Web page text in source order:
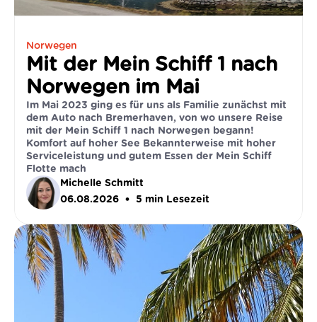
Norwegen
Mit der Mein Schiff 1 nach
Norwegen im Mai
Im Mai 2023 ging es für uns als Familie zunächst mit
dem Auto nach Bremerhaven, von wo unsere Reise
mit der Mein Schiff 1 nach Norwegen begann!
Komfort auf hoher See Bekannterweise mit hoher
Serviceleistung und gutem Essen der Mein Schiff
Flotte mach
Michelle Schmitt
06.08.2026
• 5 min Lesezeit